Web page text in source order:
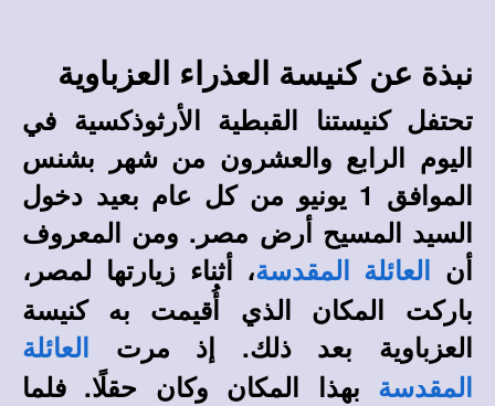
نبذة عن كنيسة العذراء العزباوية
تحتفل كنيستنا القبطية الأرثوذكسية في
اليوم الرابع والعشرون من شهر بشنس
الموافق 1 يونيو من كل عام بعيد دخول
السيد المسيح أرض مصر. ومن المعروف
أن
العائلة المقدسة، أثناء زيارتها لمصر،
باركت المكان الذي أُقيمت به كنيسة
العزباوية بعد ذلك. إذ مرت
العائلة
المقدسة
بهذا المكان وكان حقلًا. فلما